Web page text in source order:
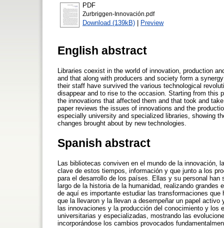
PDF
Zurbriggen-Innovación.pdf
Download (139kB) | Preview
English abstract
Libraries coexist in the world of innovation, production
and that along with producers and society form a
their staff have survived the various technological
disappear and to rise to the occasion. Starting from this
the innovations that affected them and that took and
paper reviews the issues of innovations and the
especially university and specialized libraries, showing
changes brought about by new technologies.
Spanish abstract
Las bibliotecas conviven en el mundo de la innovación,
clave de estos tiempos, información y que junto a los
para el desarrollo de los países. Ellas y su personal
largo de la historia de la humanidad, realizando
de aquí es importante estudiar las transformaciones
que la llevaron y la llevan a desempeñar un papel
las innovaciones y la producción del conocimiento y
universitarias y especializadas, mostrando las
incorporándose los cambios provocados